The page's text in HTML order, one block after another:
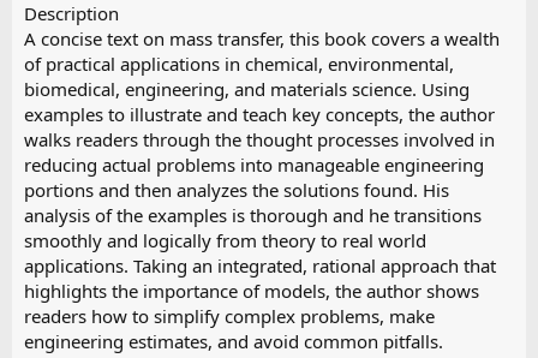
Description
A concise text on mass transfer, this book covers a wealth
of practical applications in chemical, environmental,
biomedical, engineering, and materials science. Using
examples to illustrate and teach key concepts, the author
walks readers through the thought processes involved in
reducing actual problems into manageable engineering
portions and then analyzes the solutions found. His
analysis of the examples is thorough and he transitions
smoothly and logically from theory to real world
applications. Taking an integrated, rational approach that
highlights the importance of models, the author shows
readers how to simplify complex problems, make
engineering estimates, and avoid common pitfalls.